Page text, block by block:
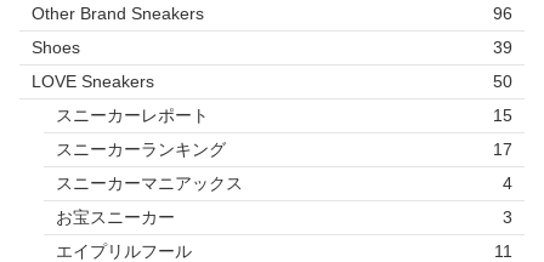
Other Brand Sneakers
96
Shoes
39
LOVE Sneakers
50
スニーカーレポート
15
スニーカーランキング
17
スニーカーマニアックス
4
お宝スニーカー
3
エイプリルフール
11